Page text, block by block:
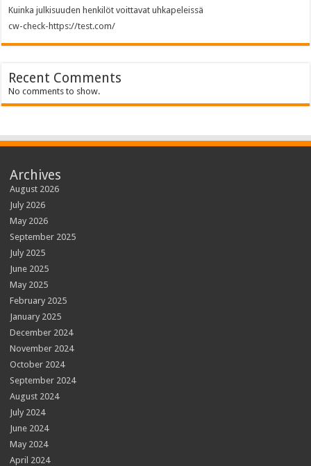
Kuinka julkisuuden henkilöt voittavat uhkapeleissä
cw-check-https://test.com/
Recent Comments
No comments to show.
Archives
August 2026
July 2026
May 2026
September 2025
July 2025
June 2025
May 2025
February 2025
January 2025
December 2024
November 2024
October 2024
September 2024
August 2024
July 2024
June 2024
May 2024
April 2024